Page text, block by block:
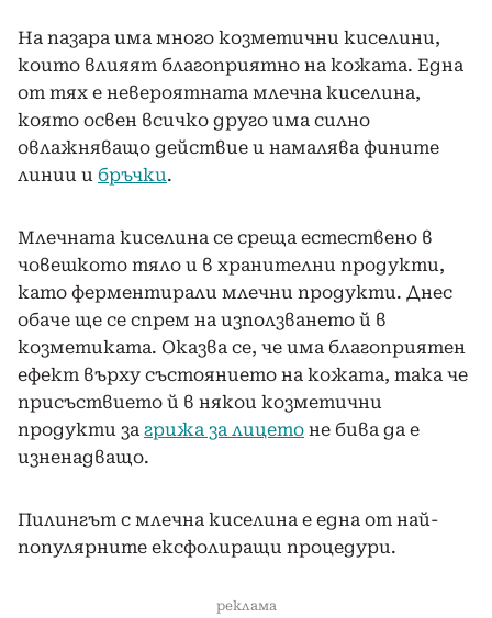
На пазара има много козметични киселини,
които влияят благоприятно на кожата. Една
от тях е невероятната млечна киселина,
която освен всичко друго има силно
овлажняващо действие и намалява фините
линии и бръчки.
Млечната киселина се среща естествено в
човешкото тяло и в хранителни продукти,
като ферментирали млечни продукти. Днес
обаче ще се спрем на използването й в
козметиката. Оказва се, че има благоприятен
ефект върху състоянието на кожата, така че
присъствието й в някои козметични
продукти за грижа за лицето не бива да е
изненадващо.
Пилингът с млечна киселина е една от най-
популярните ексфолиращи процедури.
реклама